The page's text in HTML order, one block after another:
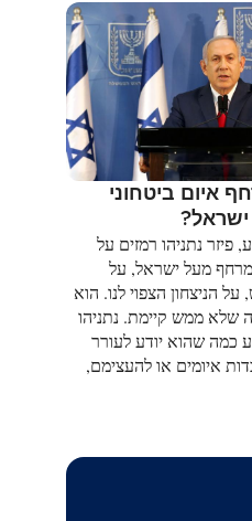
איום ביטחוני
פיזר נתניהו רמזים על
מעל ישראל, על
הניצחון הצפוי לנו. הוא
שלא ממש קיימת. נתניהו
כמה שהוא יודע לעורר
איומים או להעצימם,